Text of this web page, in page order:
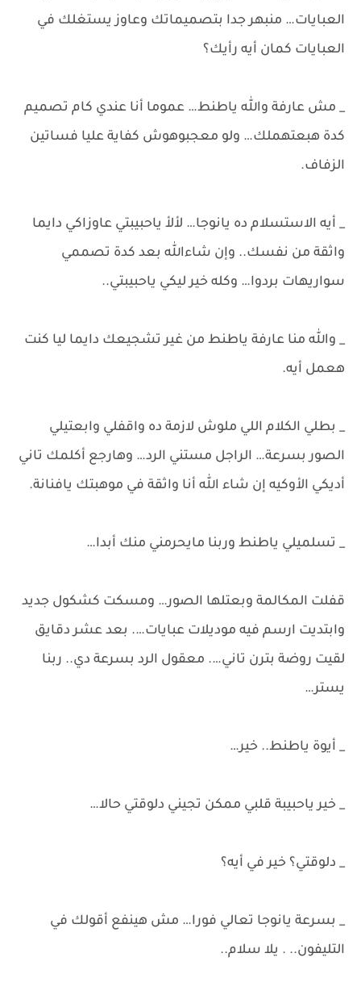
العبايات… منبهر جدا بتصميماتك وعاوز يستغلك في
العبايات كمان أيه رأيك؟
_ مش عارفة والله ياطنط… عموما أنا عندي كام تصميم
كدة هبعتهملك… ولو معجبوهوش كفاية عليا فساتين
الزفاف.
_ أيه الاستسلام ده يانوجا… لألأ ياحبيبتي عاوزاكي دايما
واثقة من نفسك.. وإن شاءالله بعد كدة تصممي
سواريهات بردوا… وكله خير ليكي ياحبيبتي..
_ والله منا عارفة ياطنط من غير تشجيعك دايما ليا كنت
هعمل أيه.
_ بطلي الكلام اللي ملوش لازمة ده واقفلي وابعتيلي
الصور بسرعة… الراجل مستني الرد… وهارجع أكلمك تاني
أديكي الأوكيه إن شاء الله أنا واثقة في موهبتك يافنانة.
_ تسلميلي ياطنط وربنا مايحرمني منك أبدا…
قفلت المكالمة وبعتلها الصور… ومسكت كشكول جديد
وابتديت ارسم فيه موديلات عبايات…. بعد عشر دقايق
لقيت روضة بترن تاني…. معقول الرد بسرعة دي.. ربنا
يستر…
_ أيوة ياطنط.. خير…
_ خير ياحبيبة قلبي ممكن تجيني دلوقتي حالا…
_ دلوقتي؟ خير في أيه؟
_ بسرعة يانوجا تعالي فورا… مش هينفع أقولك في
التليفون.. . يلا سلام..